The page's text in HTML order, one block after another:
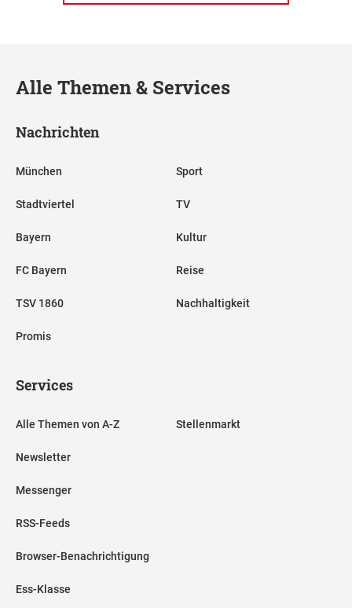
Alle Themen & Services
Nachrichten
München
Stadtviertel
Bayern
FC Bayern
TSV 1860
Promis
Sport
TV
Kultur
Reise
Nachhaltigkeit
Services
Alle Themen von A-Z
Newsletter
Messenger
RSS-Feeds
Browser-Benachrichtigung
Ess-Klasse
Stellenmarkt